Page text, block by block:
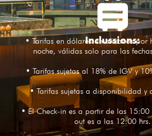
Inclussions:
• Tarifas en dólares americanos por
noche, válidas solo para las
• Tarifas sujetas al 18% de IGV y
• Tarifas sujetas a disponibilidad y
• El Check-in es a partir de las 15:00
out es a las 12:00 hrs.